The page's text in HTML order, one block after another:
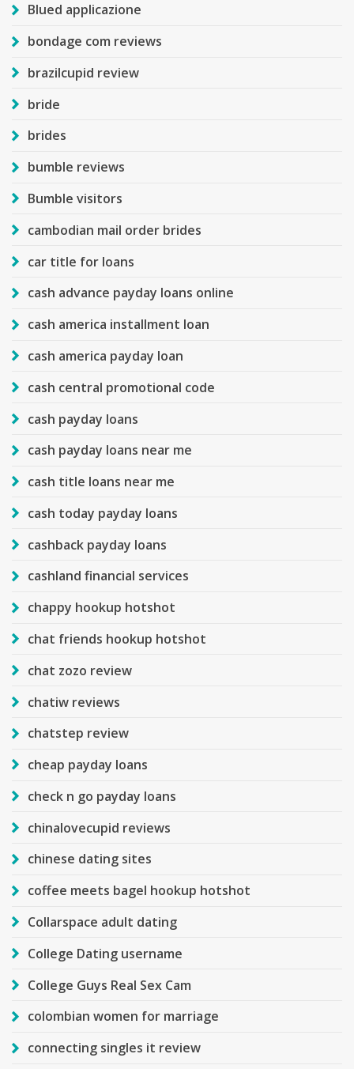
Blued applicazione
bondage com reviews
brazilcupid review
bride
brides
bumble reviews
Bumble visitors
cambodian mail order brides
car title for loans
cash advance payday loans online
cash america installment loan
cash america payday loan
cash central promotional code
cash payday loans
cash payday loans near me
cash title loans near me
cash today payday loans
cashback payday loans
cashland financial services
chappy hookup hotshot
chat friends hookup hotshot
chat zozo review
chatiw reviews
chatstep review
cheap payday loans
check n go payday loans
chinalovecupid reviews
chinese dating sites
coffee meets bagel hookup hotshot
Collarspace adult dating
College Dating username
College Guys Real Sex Cam
colombian women for marriage
connecting singles it review